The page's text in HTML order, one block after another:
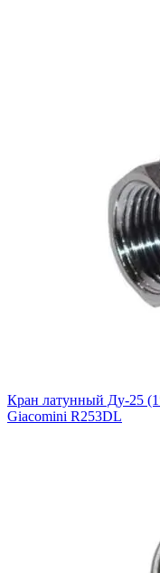
Кран латунный Ду-25
Giacomini R253DL